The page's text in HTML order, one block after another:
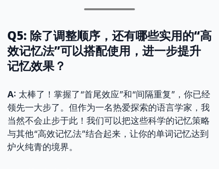
Q5: 除了调整顺序，还有哪些实用的“高
效记忆法”可以搭配使用，进一步提升
记忆效果？
A: 太棒了！掌握了“首尾效应”和“间隔重复”，你已经
领先一大步了。但作为一名热爱探索的语言学家，我
当然不会止步于此！我们可以把这些科学的记忆策略
与其他“高效记忆法”结合起来，让你的单词记忆达到
炉火纯青的境界。